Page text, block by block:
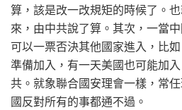
算，該是改一改規矩的時候了。
來，由中共說了算。其次，一當
可以一票否決其他國家進入，比
準備加入，有一天美國也可能加
共。就象聯合國安理會一樣，常
國反對所有的事都通不過。